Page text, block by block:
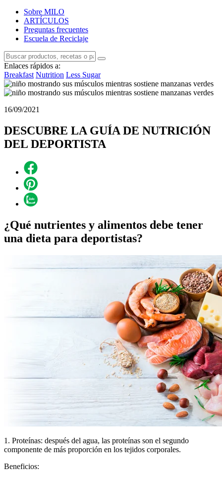
Sobre MILO
ARTÍCULOS
Preguntas frecuentes
Escuela de Reciclaje
Enlaces rápidos a:
Breakfast Nutrition Less Sugar
16/09/2021
DESCUBRE LA GUÍA DE NUTRICIÓN
DEL DEPORTISTA
¿Qué nutrientes y alimentos debe tener
una dieta para deportistas?
1. Proteínas: después del agua, las proteínas son el segundo
componente de más proporción en los tejidos corporales.
Beneficios: